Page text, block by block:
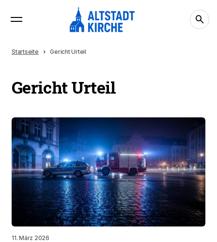
Startseite Gericht Urteil
Gericht Urteil
11. März 2026